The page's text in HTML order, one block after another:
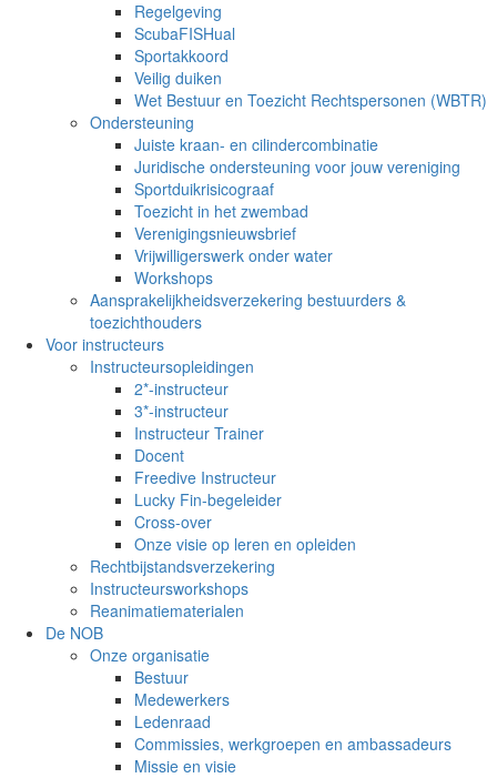
Regelgeving
ScubaFISHual
Sportakkoord
Veilig duiken
Wet Bestuur en Toezicht Rechtspersonen (WBTR)
Ondersteuning
Juiste kraan- en cilindercombinatie
Juridische ondersteuning voor jouw vereniging
Sportduikrisicograaf
Toezicht in het zwembad
Verenigingsnieuwsbrief
Vrijwilligerswerk onder water
Workshops
Aansprakelijkheidsverzekering bestuurders &
toezichthouders
Voor instructeurs
Instructeursopleidingen
2*-instructeur
3*-instructeur
Instructeur Trainer
Docent
Freedive Instructeur
Lucky Fin-begeleider
Cross-over
Onze visie op leren en opleiden
Rechtbijstandsverzekering
Instructeursworkshops
Reanimatiematerialen
De NOB
Onze organisatie
Bestuur
Medewerkers
Ledenraad
Commissies, werkgroepen en ambassadeurs
Missie en visie